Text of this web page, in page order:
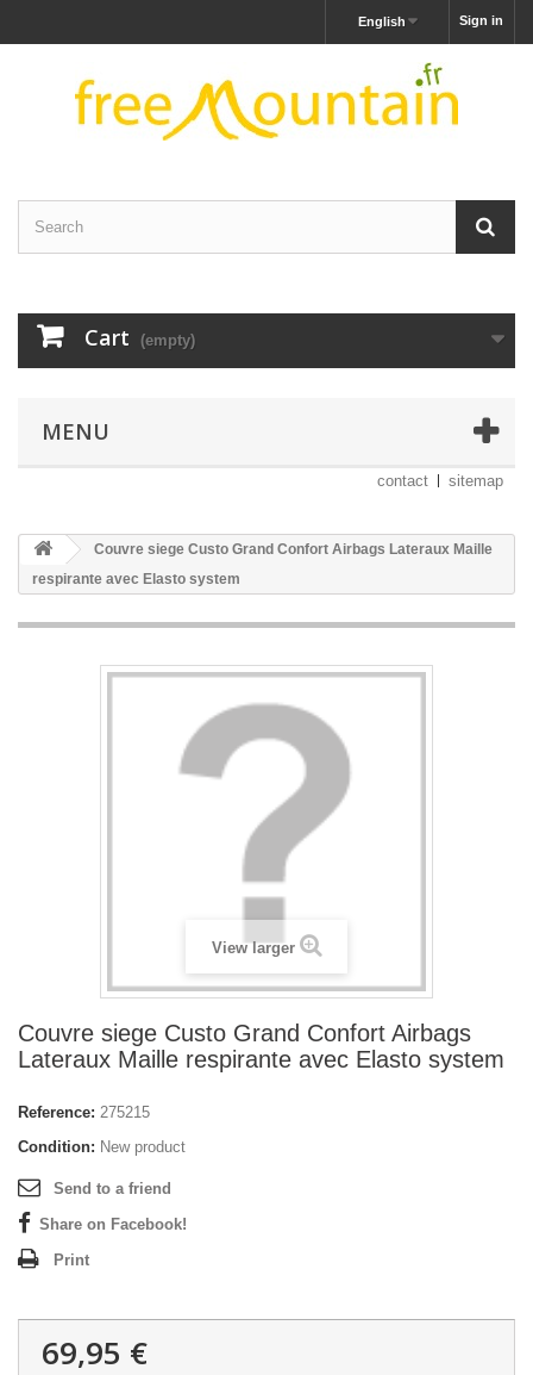
Sign in
English
Cart (empty)
MENU
contact sitemap
Couvre siege Custo Grand Confort Airbags Lateraux Maille
respirante avec Elasto system
View larger
Couvre siege Custo Grand Confort Airbags
Lateraux Maille respirante avec Elasto system
Reference: 275215
Condition: New product
Send to a friend
Share on Facebook!
Print
69,95 €